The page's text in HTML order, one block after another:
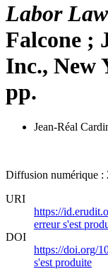
Labor Law
Falcone ;
Inc., New
pp.
Jean-Réal
Diffusion numérique :
URI
https://
erreur s'est
DOI
https://doi.org/
s'est produite